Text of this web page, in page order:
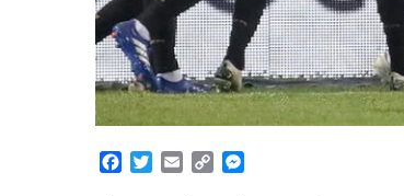
Facebook
TwitterEmailCopy